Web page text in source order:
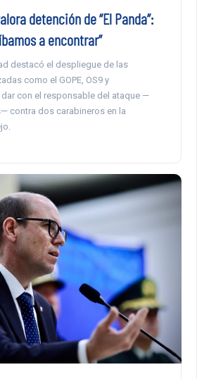
detención de “El Panda”:
a encontrar”
destacó el despliegue de las
como el GOPE, OS9 y
con el responsable del ataque —
contra dos carabineros en la